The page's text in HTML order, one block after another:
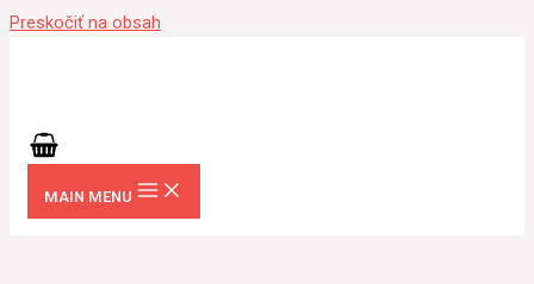
Preskočiť na obsah
MAIN MENU